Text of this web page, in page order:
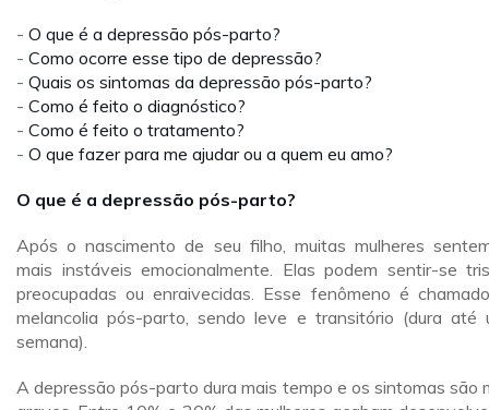
- O que é a depressão pós-parto?
- Como ocorre esse tipo de depressão?
- Quais os sintomas da depressão pós-parto?
- Como é feito o diagnóstico?
- Como é feito o tratamento?
- O que fazer para me ajudar ou a quem eu amo?
O que é a depressão pós-parto?
Após o nascimento de seu filho, muitas mulheres
mais instáveis emocionalmente. Elas podem sentir-se
preocupadas ou enraivecidas. Esse fenômeno é
melancolia pós-parto, sendo leve e transitório (dura até
semana).
A depressão pós-parto dura mais tempo e os sintomas são